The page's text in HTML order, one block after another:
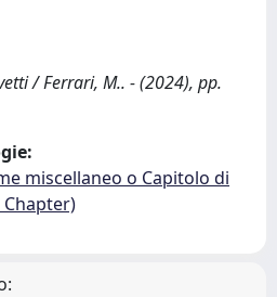
/ Ferrari, M.. - (2024), pp.
miscellaneo o Capitolo di
Chapter)